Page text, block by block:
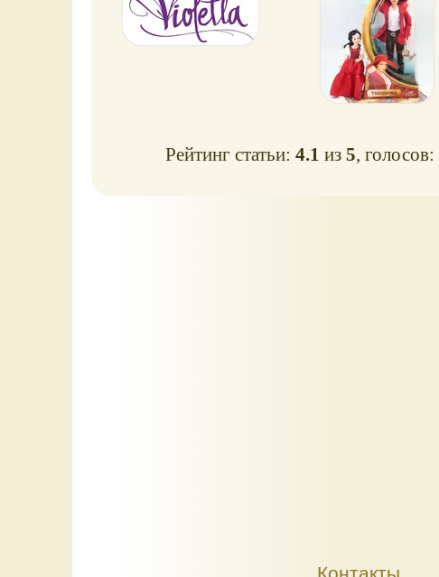
Рейтинг статьи:4.1 из5, голосов: